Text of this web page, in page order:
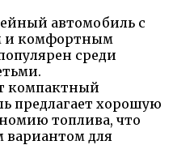
автомобиль с
и комфортным
среди
компактный
предлагает хорошую
топлива, что
вариантом для